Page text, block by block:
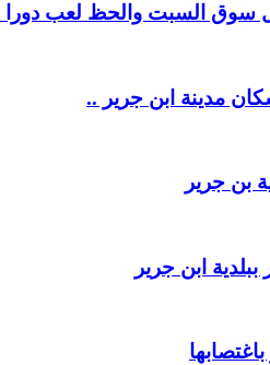
السبت والحظ لعب دورا
مدينة ابن جرير ..
بن جرير
ابن جرير